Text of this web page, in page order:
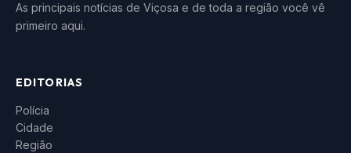
As principais notícias de Viçosa e de toda a região você vê
primeiro aqui.
EDITORIAS
Polícia
Cidade
Região